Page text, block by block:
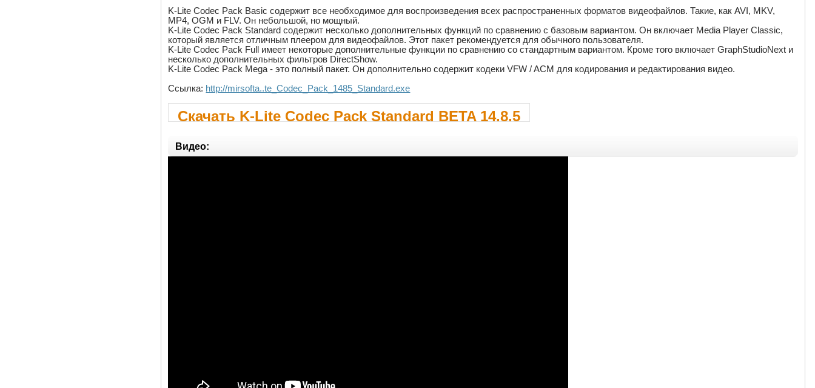
K-Lite Codec Pack Basic содержит все необходимое для воспроизведения всех распространенных форматов видеофайлов. Такие, как AVI, MKV,
MP4, OGM и FLV. Он небольшой, но мощный.
K-Lite Codec Pack Standard содержит несколько дополнительных функций по сравнению с базовым вариантом. Он включает Media Player Classic,
который является отличным плеером для видеофайлов. Этот пакет рекомендуется для обычного пользователя.
K-Lite Codec Pack Full имеет некоторые дополнительные функции по сравнению со стандартным вариантом. Кроме того включает GraphStudioNext и
несколько дополнительных фильтров DirectShow.
K-Lite Codec Pack Mega - это полный пакет. Он дополнительно содержит кодеки VFW / ACM для кодирования и редактирования видео.
Ссылка: http://mirsofta..te_Codec_Pack_1485_Standard.exe
Скачать K-Lite Codec Pack Standard BETA 14.8.5
Видео: